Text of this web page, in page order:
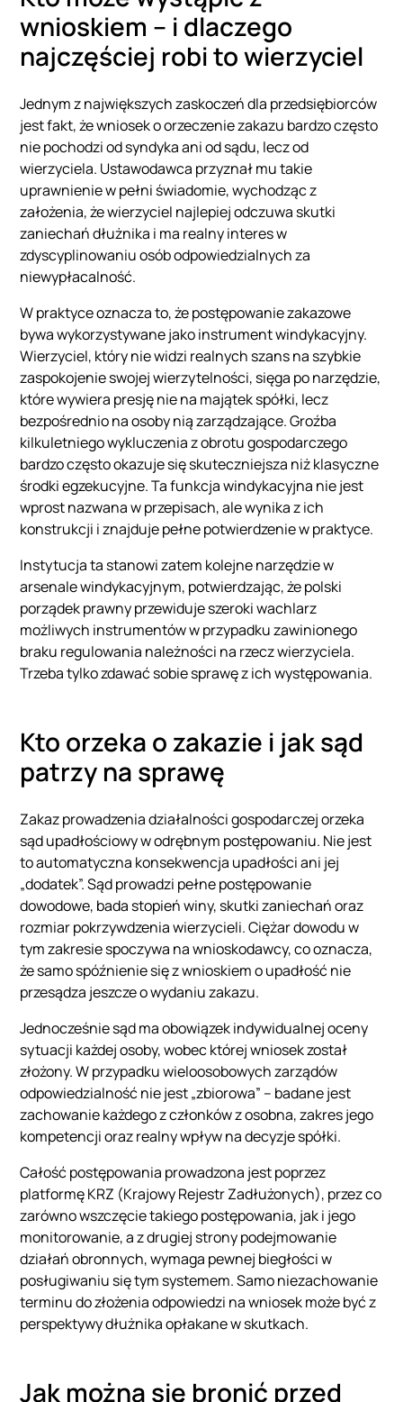
wnioskiem – i dlaczego
najczęściej robi to wierzyciel
Jednym z największych zaskoczeń dla przedsiębiorców
jest fakt, że wniosek o orzeczenie zakazu bardzo często
nie pochodzi od syndyka ani od sądu, lecz od
wierzyciela. Ustawodawca przyznał mu takie
uprawnienie w pełni świadomie, wychodząc z
założenia, że wierzyciel najlepiej odczuwa skutki
zaniechań dłużnika i ma realny interes w
zdyscyplinowaniu osób odpowiedzialnych za
niewypłacalność.
W praktyce oznacza to, że postępowanie zakazowe
bywa wykorzystywane jako instrument windykacyjny.
Wierzyciel, który nie widzi realnych szans na szybkie
zaspokojenie swojej wierzytelności, sięga po narzędzie,
które wywiera presję nie na majątek spółki, lecz
bezpośrednio na osoby nią zarządzające. Groźba
kilkuletniego wykluczenia z obrotu gospodarczego
bardzo często okazuje się skuteczniejsza niż klasyczne
środki egzekucyjne. Ta funkcja windykacyjna nie jest
wprost nazwana w przepisach, ale wynika z ich
konstrukcji i znajduje pełne potwierdzenie w praktyce.
Instytucja ta stanowi zatem kolejne narzędzie w
arsenale windykacyjnym, potwierdzając, że polski
porządek prawny przewiduje szeroki wachlarz
możliwych instrumentów w przypadku zawinionego
braku regulowania należności na rzecz wierzyciela.
Trzeba tylko zdawać sobie sprawę z ich występowania.
Kto orzeka o zakazie i jak sąd
patrzy na sprawę
Zakaz prowadzenia działalności gospodarczej orzeka
sąd upadłościowy w odrębnym postępowaniu. Nie jest
to automatyczna konsekwencja upadłości ani jej
„dodatek”. Sąd prowadzi pełne postępowanie
dowodowe, bada stopień winy, skutki zaniechań oraz
rozmiar pokrzywdzenia wierzycieli. Ciężar dowodu w
tym zakresie spoczywa na wnioskodawcy, co oznacza,
że samo spóźnienie się z wnioskiem o upadłość nie
przesądza jeszcze o wydaniu zakazu.
Jednocześnie sąd ma obowiązek indywidualnej oceny
sytuacji każdej osoby, wobec której wniosek został
złożony. W przypadku wieloosobowych zarządów
odpowiedzialność nie jest „zbiorowa” – badane jest
zachowanie każdego z członków z osobna, zakres jego
kompetencji oraz realny wpływ na decyzje spółki.
Całość postępowania prowadzona jest poprzez
platformę KRZ (Krajowy Rejestr Zadłużonych), przez co
zarówno wszczęcie takiego postępowania, jak i jego
monitorowanie, a z drugiej strony podejmowanie
działań obronnych, wymaga pewnej biegłości w
posługiwaniu się tym systemem. Samo niezachowanie
terminu do złożenia odpowiedzi na wniosek może być z
perspektywy dłużnika opłakane w skutkach.
Jak można się bronić przed